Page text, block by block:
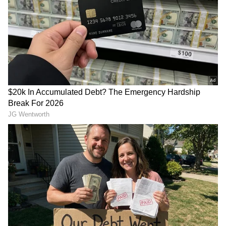
ஆர்.ஆர்.ஆர் வெற்றி:
RECOMMENDED STORIES
Thriller Movie: வெறும் 2
மணி நேரம் தான்..
நிமிஷத்துக்கு நிமிஷம்
ட்விஸ்ட்! இந்த மலையாள
த்ரில்லர் மிஸ்
பண்ணாதீங்க
Karthigai Deepam :
ரேவதியின் பாஸ்போர்ட்
மாயம்... கார்த்திக்கை
வீழ்த்த எதிரிகள் போட்ட
மாஸ்டர் பிளான் ஒர்க்
அவுட் ஆகுமா?